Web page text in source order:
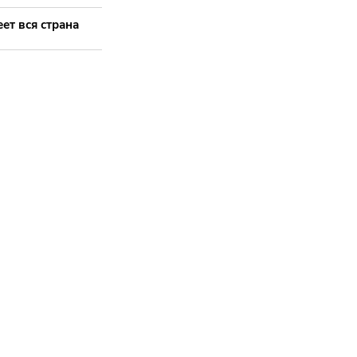
вся страна